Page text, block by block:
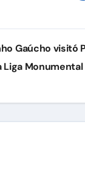
Gaúcho visitó
Liga Monumental